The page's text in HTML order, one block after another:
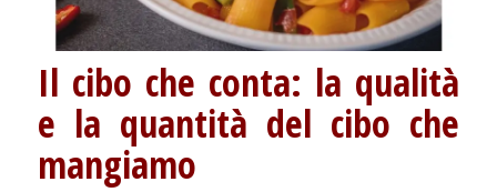
Il cibo che conta: la qualità
e la quantità del cibo che
mangiamo